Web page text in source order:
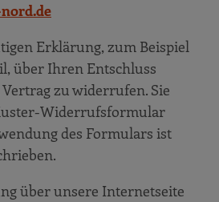
Erklärung, zum Beispiel
über Ihren Entschluss
zu widerrufen. Sie
Widerrufsformular
des Formulars ist
über unsere Internetseite